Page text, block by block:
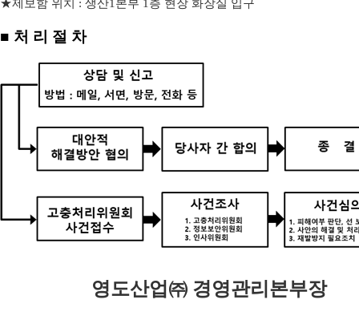
★제보함 위치 : 생산1 본부 1 층 현장 화장실 입구
■ 처 리 절 차
영도산업㈜ 경영관리본부장